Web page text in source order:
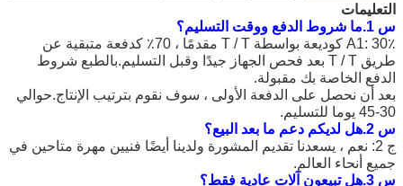
التعليمات
س 1.ما شروط الدفع ووقت التسليم؟
A1: 30٪ كوديعة بواسطة T / T مقدمًا ، 70٪ كدفعة متبقية عن
طريق T / T بعد فحص الجهاز جيدًا وقبل التسليم.بالطبع شروط
الدفع الخاصة بك مقبولة.
بعد أن نحصل على الدفعة الأولى ، سوف نقوم بترتيب الإنتاج.حوالي
30-45 يوما للتسليم.
س 2.هل لديكم دعم ما بعد البيع؟
ج 2: نعم ، يسعدنا تقديم المشورة ولدينا أيضًا فنيين مهرة متاحين في
جميع أنحاء العالم.
س 3.هل تبيعون آلات عادية فقط؟